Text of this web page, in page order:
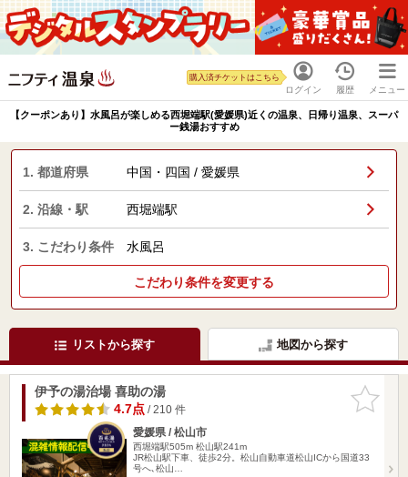
ログイン
購入済チケットはこちら
履歴 メニュー
【クーポンあり】水風呂が楽しめる西堀端駅(愛媛県)近くの温泉、日帰り温泉、スーパ
ー銭湯おすすめ
1. 都道府県 中国・四国 / 愛媛県
2. 沿線・駅 西堀端駅
3. こだわり条件 水風呂
こだわり条件を変更する
リストから探す 地図から探す
お気に入
りに追加
伊予の湯治場 喜助の湯
4.7点/ 210 件
愛媛県 / 松山市
西堀端駅505m 松山駅241m
JR松山駅下車、徒歩2分。松山自動車道松山ICから国道33
号へ､松山…